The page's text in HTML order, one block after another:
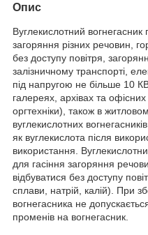
Опис
Вуглекислотний
загоряння різних речовин,
без доступу повітря,
залізничному транспорті,
під напругою не більше 10
галереях, архівах та
оргтехніки), також в
вуглекислотних вогнегасників
як вуглекислота після
використання.
для гасіння загоряння
відбуватися без доступу
сплави, натрій, калій). При
вогнегасника не
променів на вогнегасник.